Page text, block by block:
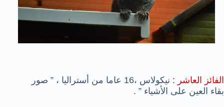
الفائز العاشر :
نيكولاس ،16 عاما من أستراليا ، ” صور
بقاء العين على الأشياء ” .